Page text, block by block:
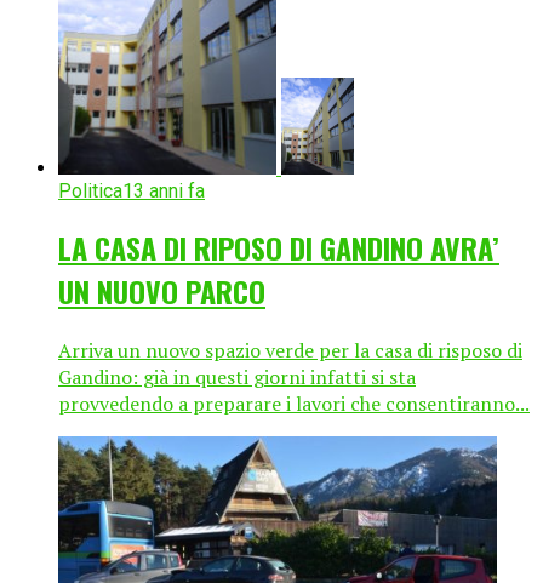
Politica13 anni fa
LA CASA DI RIPOSO DI GANDINO AVRA’
UN NUOVO PARCO
Arriva un nuovo spazio verde per la casa di risposo di
Gandino: già in questi giorni infatti si sta
provvedendo a preparare i lavori che consentiranno...